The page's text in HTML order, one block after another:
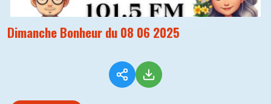
Dimanche Bonheur du 08 06 2025